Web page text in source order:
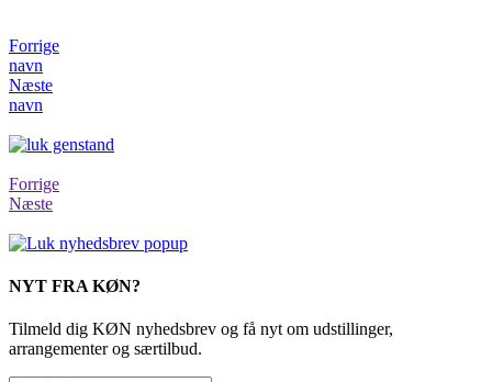
Forrige
navn
Næste
navn
Forrige
Næste
NYT FRA KØN?
Tilmeld dig KØN nyhedsbrev og få nyt om udstillinger,
arrangementer og særtilbud.